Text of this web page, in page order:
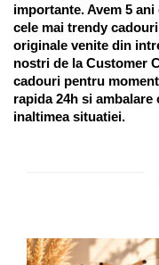
importante. Avem 5
cele mai trendy
originale venite din
nostri de la Customer
cadouri pentru
rapida 24h si
inaltimea situatiei.